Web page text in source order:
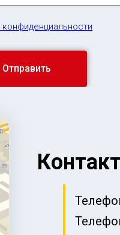
конфиденциальности
Отправить